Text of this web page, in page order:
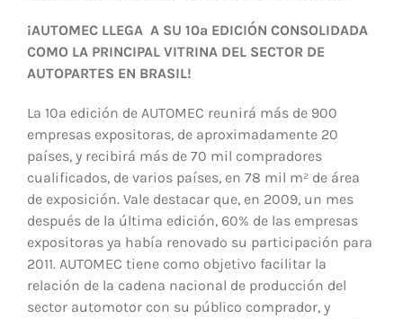
¡AUTOMEC LLEGA A SU 10ª EDICIÓN CONSOLIDADA
COMO LA PRINCIPAL VITRINA DEL SECTOR DE
AUTOPARTES EN BRASIL!
La 10ª edición de AUTOMEC reunirá más de 900
empresas expositoras, de aproximadamente 20
países, y recibirá más de 70 mil compradores
cualificados, de varios países, en 78 mil m² de área
de exposición. Vale destacar que, en 2009, un mes
después de la última edición, 60% de las empresas
expositoras ya había renovado su participación para
2011. AUTOMEC tiene como objetivo facilitar la
relación de la cadena nacional de producción del
sector automotor con su público comprador, y